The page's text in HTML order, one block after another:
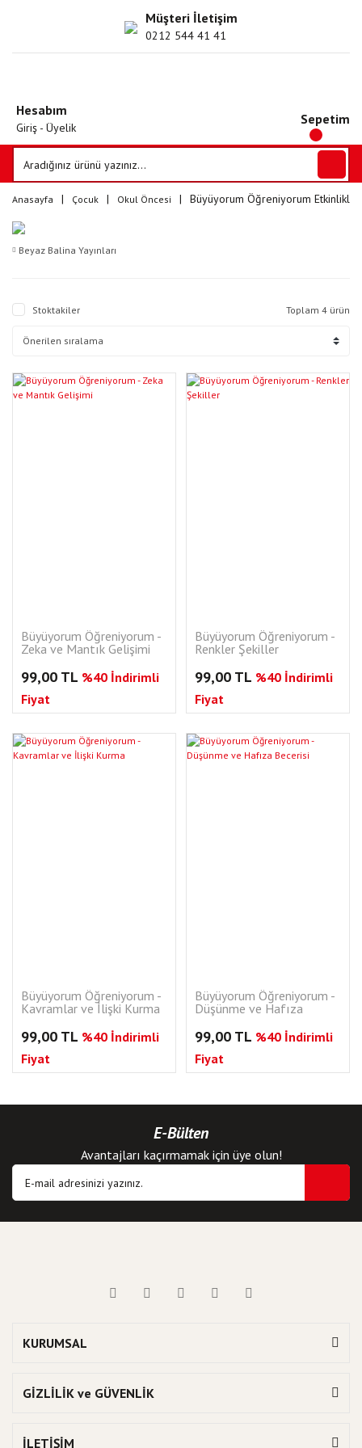
Müşteri İletişim
0212 544 41 41
Hesabım
Giriş - Üyelik
Sepetim
Anasayfa Çocuk Okul Öncesi Büyüyorum Öğreniyorum Etkinlikleri
Beyaz Balina Yayınları
Stoktakiler Toplam 4 ürün
Büyüyorum Öğreniyorum -
Zeka ve Mantık Gelişimi
99,00 TL %40 İndirimli
Fiyat
Büyüyorum Öğreniyorum -
Renkler Şekiller
99,00 TL %40 İndirimli
Fiyat
Büyüyorum Öğreniyorum -
Kavramlar ve İlişki Kurma
99,00 TL %40 İndirimli
Fiyat
Büyüyorum Öğreniyorum -
Düşünme ve Hafıza
Becerisi
99,00 TL %40 İndirimli
Fiyat
E-Bülten
Avantajları kaçırmamak için üye olun!
KURUMSAL
GİZLİLİK ve GÜVENLİK
İLETİŞİM